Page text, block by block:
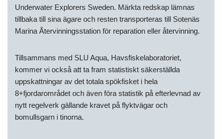
Underwater Explorers Sweden. Märkta redskap lämnas
tillbaka till sina ägare och resten transporteras till Sotenäs
Marina Återvinningsstation för reparation eller återvinning.
Tillsammans med SLU Aqua, Havsfiskelaboratoriet,
kommer vi också att ta fram statistiskt säkerställda
uppskattningar av det totala spökfisket i hela
8+fjordarområdet och även föra statistik på efterlevnad av
nytt regelverk gällande kravet på flyktvägar och
bomullsgarn i tinorna.